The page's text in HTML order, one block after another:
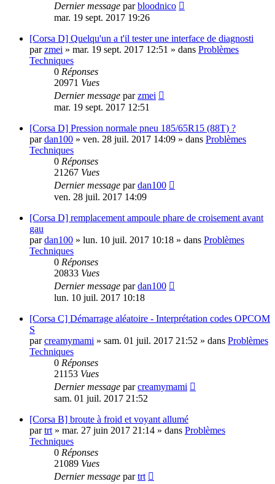
Dernier message parbloodnico
mar. 19 sept. 2017 19:26
[Corsa D] Quelqu'un a t'il tester une interface de diagnosti
parzmei » mar. 19 sept. 2017 12:51 » dans Problèmes
Techniques
0 Réponses
20971 Vues
Dernier message parzmei
mar. 19 sept. 2017 12:51
[Corsa D] Pression normale pneu 185/65R15 (88T) ?
pardan100 » ven. 28 juil. 2017 14:09 » dans Problèmes
Techniques
0 Réponses
21267 Vues
Dernier message pardan100
ven. 28 juil. 2017 14:09
[Corsa D] remplacement ampoule phare de croisement avant
gau
pardan100 » lun. 10 juil. 2017 10:18 » dans Problèmes
Techniques
0 Réponses
20833 Vues
Dernier message pardan100
lun. 10 juil. 2017 10:18
[Corsa C] Démarrage aléatoire - Interprétation codes OPCOM
S
parcreamymami » sam. 01 juil. 2017 21:52 » dans Problèmes
Techniques
0 Réponses
21153 Vues
Dernier message parcreamymami
sam. 01 juil. 2017 21:52
[Corsa B] broute à froid et voyant allumé
partrt » mar. 27 juin 2017 21:14 » dans Problèmes
Techniques
0 Réponses
21089 Vues
Dernier message partrt